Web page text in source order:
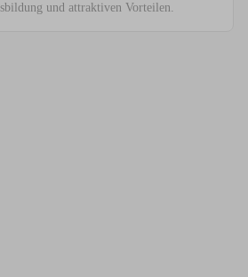
und attraktiven Vorteilen.